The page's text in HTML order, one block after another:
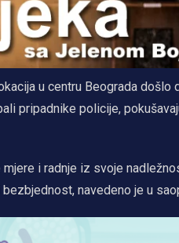
u centru Beograda
pripadnike policije,
i radnje iz svoje
navedeno je u